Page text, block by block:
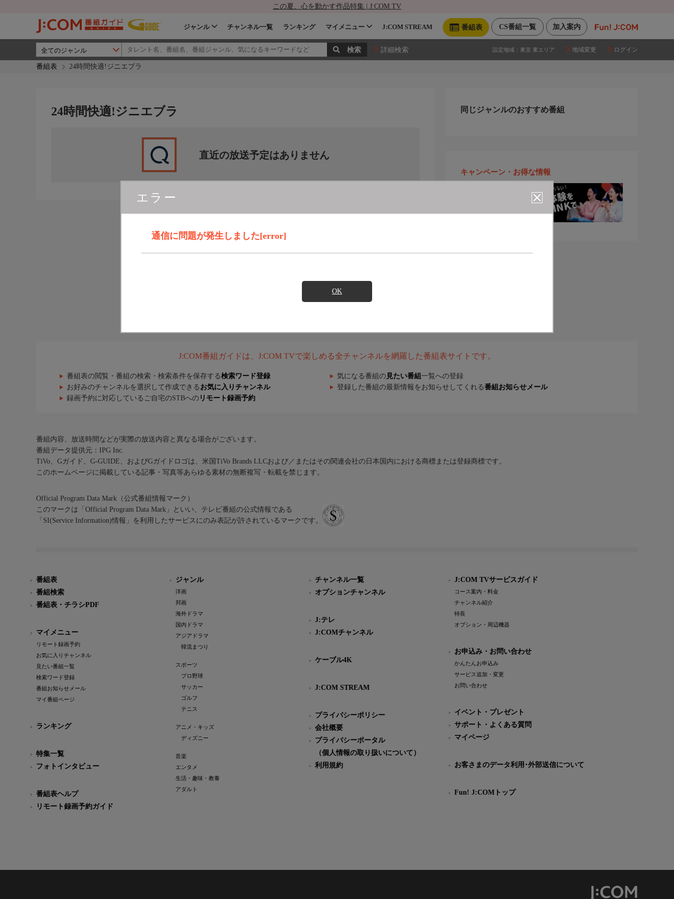
この夏、心を動かす作品特集 | J:COM TV
加入案内
CS番組一覧
番組表
ジャンル チャンネル一覧 ランキング マイメニュー J:COM STREAM
詳細検索 設定地域： 東京 東エリア 地域変更 ログイン
番組表 24時間快適!ジニエブラ
エラー
通信に問題が発生しました[error]
OK
24時間快適!ジニエブラ
直近の放送予定はありません
同じジャンルのおすすめ番組
キャンペーン・お得な情報
J:COM番組ガイドは、J:COM TVで楽しめる全チャンネルを網羅した番組表サイトです。
番組表の閲覧・番組の検索・検索条件を保存する検索ワード登録 気になる番組の 見たい番組 一覧への登録
お好みのチャンネルを選択して作成できる お気に入りチャンネル 登録した番組の最新情報をお知らせしてくれる番組お知らせメール
録画予約に対応しているご自宅のSTBへの リモート録画予約
番組内容、放送時間などが実際の放送内容と異なる場合がございます。
番組データ提供元：IPG Inc.
TiVo、Gガイド、G-GUIDE、およびGガイドロゴは、米国TiVo Brands LLCおよび／またはその関連会社の日本国内における商標または登録商標です。
このホームページに掲載している記事・写真等あらゆる素材の無断複写・転載を禁じます。
Official Program Data Mark（公式番組情報マーク）
このマークは「Official Program Data Mark」といい、テレビ番組の公式情報である
「SI(Service Information)情報」を利用したサービスにのみ表記が許されているマークです。
番組表
番組検索
番組表・チラシPDF
マイメニュー
リモート録画予約
お気に入りチャンネル
見たい番組一覧
検索ワード登録
番組お知らせメール
マイ番組ページ
ランキング
特集一覧
フォトインタビュー
番組表ヘルプ
リモート録画予約ガイド
ジャンル
洋画
邦画
海外ドラマ
国内ドラマ
アジアドラマ
韓流まつり
スポーツ
プロ野球
サッカー
ゴルフ
テニス
アニメ・キッズ
ディズニー
音楽
エンタメ
生活・趣味・教養
アダルト
チャンネル一覧
オプションチャンネル
J:テレ
J:COMチャンネル
ケーブル4K
J:COM STREAM
プライバシーポリシー
会社概要
プライバシーポータル
（個人情報の取り扱いについて）
利用規約
J:COM TVサービスガイド
コース案内・料金
チャンネル紹介
特長
オプション・周辺機器
お申込み・お問い合わせ
かんたんお申込み
サービス追加・変更
お問い合わせ
イベント・プレゼント
サポート・よくある質問
マイページ
お客さまのデータ利用･外部送信について
Fun! J:COMトップ